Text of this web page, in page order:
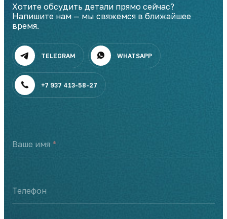
Хотите обсудить детали прямо сейчас?
Напишите нам — мы свяжемся в ближайшее
время.
TELEGRAM WHATSAPP
+7 937 413-58-27
Ваше имя
Телефон